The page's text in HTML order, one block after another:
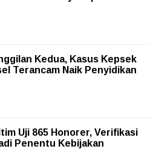
Kedua, Kasus Kepsek
Terancam Naik Penyidikan
Uji 865 Honorer, Verifikasi
Penentu Kebijakan